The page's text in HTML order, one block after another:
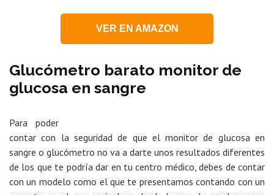
VER EN AMAZON
Glucómetro barato monitor de
glucosa en sangre
Para poder
contar con la seguridad de que el monitor de glucosa en
sangre o glucómetro no va a darte unos resultados diferentes
de los que te podría dar en tu centro médico, debes de contar
con un modelo como el que te presentamos contando con un